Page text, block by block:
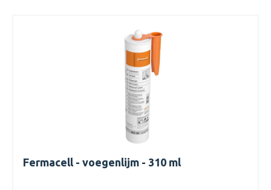
Fermacell - voegenlijm - 310 ml